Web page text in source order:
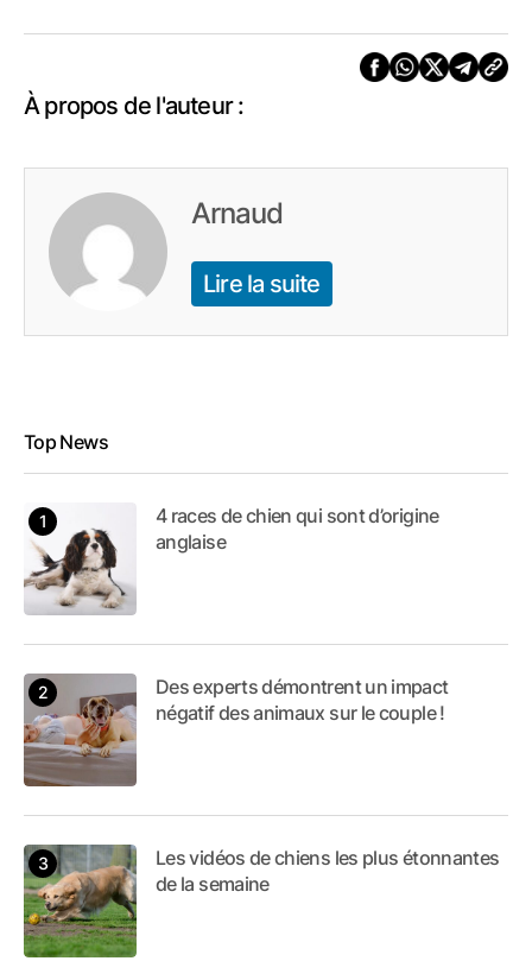
À propos de l'auteur :
Arnaud
Lire la suite
Top News
4 races de chien qui sont d’origine
anglaise
Des experts démontrent un impact
négatif des animaux sur le couple !
Les vidéos de chiens les plus étonnantes
de la semaine